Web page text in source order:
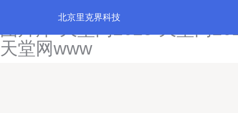
天堂国产一区二区三区-天堂
天堂网www
北京里克界科技